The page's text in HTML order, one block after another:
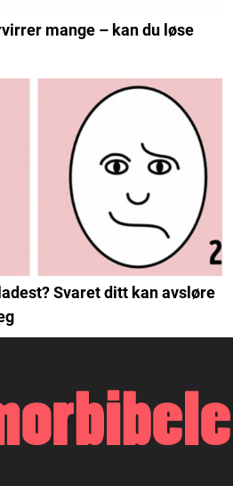
mange – kan du løse
Svaret ditt kan avsløre